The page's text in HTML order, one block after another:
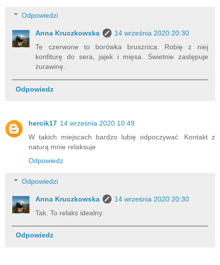
Odpowiedzi
Anna Kruczkowska
14 września 2020 20:30
Te czerwone to borówka brusznica. Robię z niej
konfiturę do sera, jajek i mięsa. Świetnie zastępuje
żurawinę.
Odpowiedz
hercik17 14 września 2020 10:49
W takich miejscach bardzo lubię odpoczywać. Kontakt z
naturą mnie relaksuje
Odpowiedz
Odpowiedzi
Anna Kruczkowska
14 września 2020 20:30
Tak. To relaks idealny.
Odpowiedz